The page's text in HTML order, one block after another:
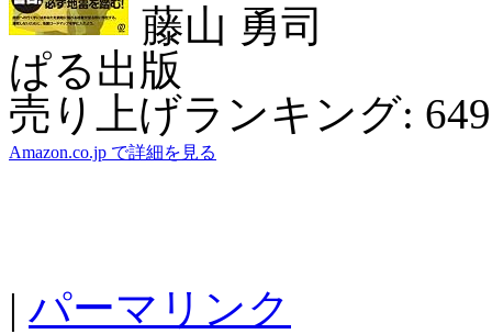
藤山 勇司
ぱる出版
売り上げランキング:
Amazon.co.jp で詳細を見る
| パーマリンク